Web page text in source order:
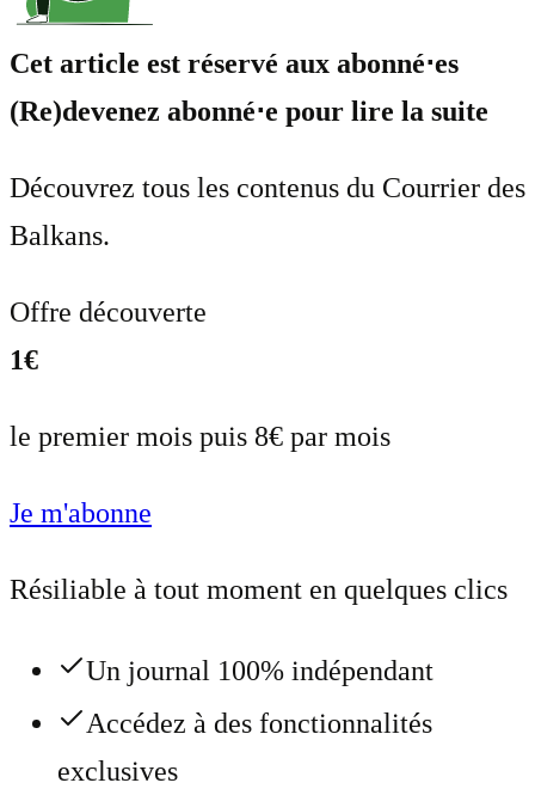
Cet article est réservé aux abonné⋅es
(Re)devenez abonné⋅e pour lire la suite
Découvrez tous les contenus du Courrier des
Balkans.
Offre découverte
1€
le premier mois puis 8€ par mois
Je m'abonne
Résiliable à tout moment en quelques clics
Un journal 100% indépendant
Accédez à des fonctionnalités
exclusives